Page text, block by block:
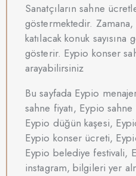
Sanatçıların sahne
göstermektedir.
katılacak konuk
gösterir. Eypio konser
arayabilirsiniz
Bu sayfada Eypio
sahne fiyatı, Eypio
Eypio düğün kaşesi,
Eypio konser ücreti,
Eypio belediye festivali,
instagram, bilgileri yer